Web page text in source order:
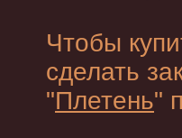
Чтобы
сделать
"Плетень"